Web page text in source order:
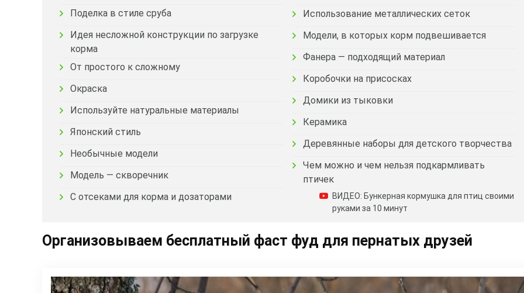
Поделка в стиле сруба
Идея несложной конструкции по загрузке
корма
От простого к сложному
Окраска
Используйте натуральные материалы
Японский стиль
Необычные модели
Модель — скворечник
С отсеками для корма и дозаторами
Использование металлических сеток
Модели, в которых корм подвешивается
Фанера — подходящий материал
Коробочки на присосках
Домики из тыковки
Керамика
Деревянные наборы для детского творчества
Чем можно и чем нельзя подкармливать
птичек
ВИДЕО: Бункерная кормушка для птиц своими
руками за 10 минут
Организовываем бесплатный фаст фуд для пернатых друзей